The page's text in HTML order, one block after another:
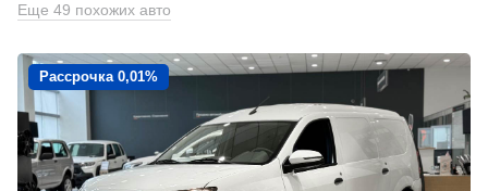
Еще 49 похожих авто
Рассрочка 0,01%